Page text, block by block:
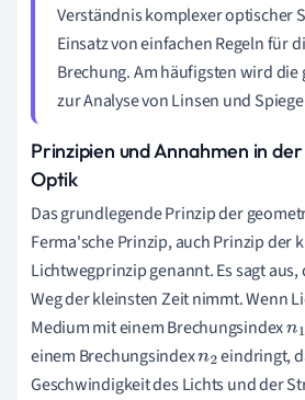
Verständnis komplexer optischer
Einsatz von einfachen Regeln für
Brechung. Am häufigsten wird
zur Analyse von Linsen und
Prinzipien und Annahmen in
Optik
Das grundlegende Prinzip der
Ferma'sche Prinzip, auch Prinzip der
Lichtwegprinzip genannt. Es sagt
Weg der kleinsten Zeit nimmt. Wenn
Medium mit einem Brechungsindexn1
einem Brechungsindexn2eindringt,
Geschwindigkeit des Lichts und der